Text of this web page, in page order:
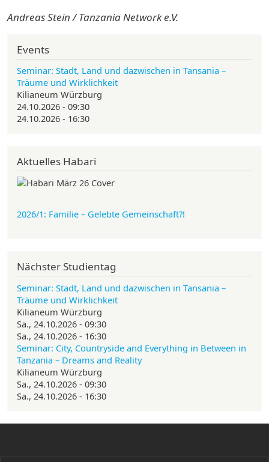
Andreas Stein / Tanzania Network e.V.
Events
Seminar: Stadt, Land und dazwischen in Tansania –
Träume und Wirklichkeit
Kilianeum Würzburg
24.10.2026 - 09:30
24.10.2026 - 16:30
Aktuelles Habari
2026/1: Familie – Gelebte Gemeinschaft?!
Nächster Studientag
Seminar: Stadt, Land und dazwischen in Tansania –
Träume und Wirklichkeit
Kilianeum Würzburg
Sa., 24.10.2026 - 09:30
Sa., 24.10.2026 - 16:30
Seminar: City, Countryside and Everything in Between in
Tanzania – Dreams and Reality
Kilianeum Würzburg
Sa., 24.10.2026 - 09:30
Sa., 24.10.2026 - 16:30